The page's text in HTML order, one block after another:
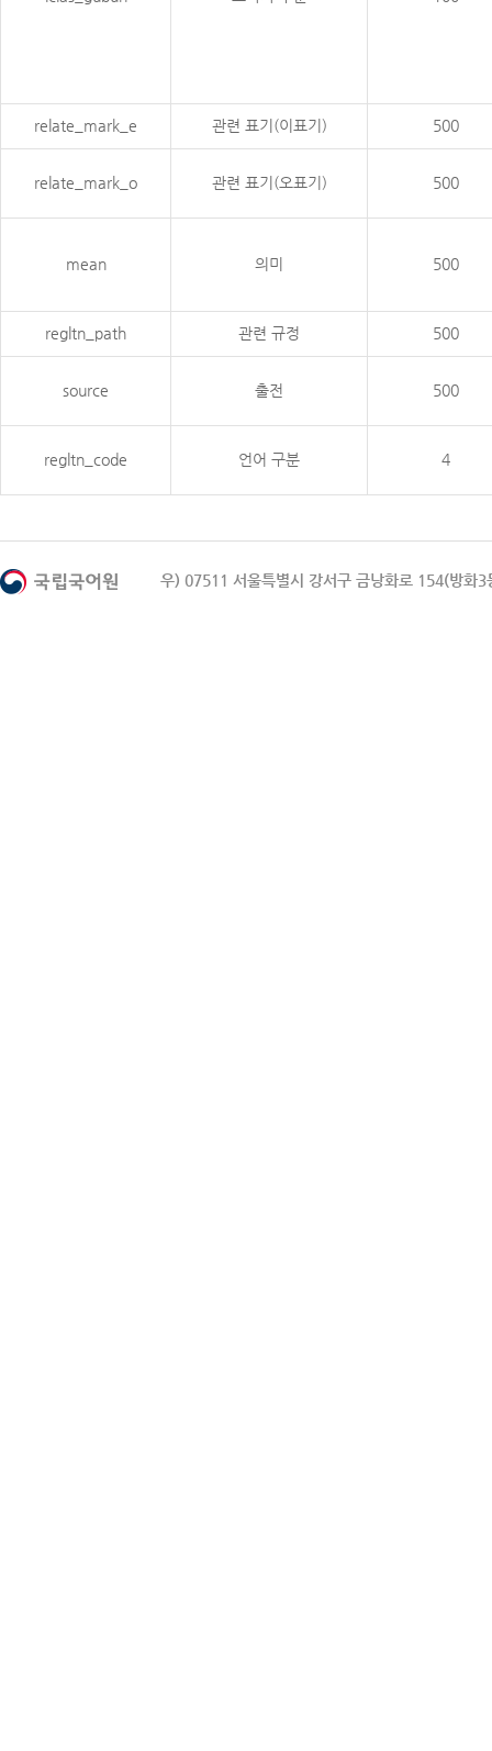
relate_mark_e 관련 표기(이표기) 500
relate_mark_o 관련 표기(오표기) 500
mean 의미 500
regltn_path 관련 규정 500
source 출전 500
regltn_code 언어 구분 4
우) 07511 서울특별시 강서구 금낭화로 154(방화3